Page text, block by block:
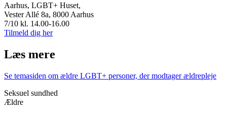
Aarhus, LGBT+ Huset,
Vester Allé 8a, 8000 Aarhus
7/10 kl. 14.00-16.00
Tilmeld dig her
Læs mere
Se temasiden om ældre LGBT+ personer, der modtager ældrepleje
Seksuel sundhed
Ældre